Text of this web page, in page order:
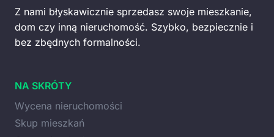
Z nami błyskawicznie sprzedasz swoje mieszkanie,
dom czy inną nieruchomość. Szybko, bezpiecznie i
bez zbędnych formalności.
NA SKRÓTY
Wycena nieruchomości
Skup mieszkań